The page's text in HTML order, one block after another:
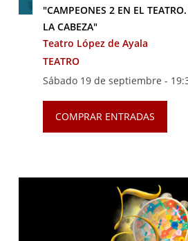
"CAMPEONES 2 EN EL
LA CABEZA"
Teatro López de Ayala
TEATRO
Sábado 19 de septiembre -
COMPRAR ENTRADAS